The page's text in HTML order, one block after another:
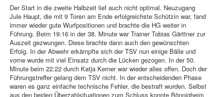
Der Start in die zweite Halbzeit lief auch nicht optimal. Neuzugang
Jule Haupt, die mit 9 Toren am Ende erfolgreichste Schützin war, fand
immer wieder gute Wurfpositionen und brachte die HG weiter in
Führung. Beim 19:16 in der 38. Minute war Trainer Tobias Gärttner zur
Auszeit gezwungen. Diese brachte dann auch den gewünschten
Erfolg. In der Abwehr erkämpfte sich der TSV nun einige Bälle und
vorne wurde mit viel Einsatz durch die Lücken gezogen. In der 50.
Minute beim 22:22 durch Katja Kerner war wieder alles offen. Doch der
Führungstreffer gelang dem TSV nicht. In der entscheidenden Phase
waren es ganz einfache technische Fehler, die bestraft wurden. Selbst
aus den beiden Überzahlsituationen zum Schluss konnte Bönnigheim